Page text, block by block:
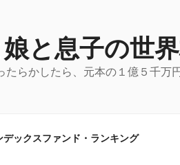
と息子の世
らかしたら、元本の１億５千万
ックスファンド・ランキング